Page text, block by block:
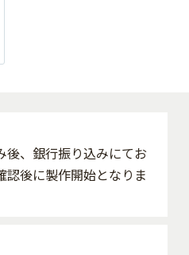
後、銀行振り込みにてお
認後に製作開始となりま